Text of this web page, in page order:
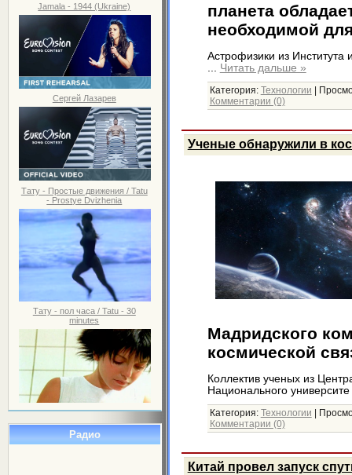
Jamala - 1944 (Ukraine)
Сергей Лазарев
Тату - Простые движения / Tatu
- Prostye Dvizhenia
Тату - пол часа / Tatu - 30
minutes
Радио
планета
необходимой
Астрофизики из
Читать дальше »
Категория: Технологии
Комментарии (0)
Ученые обнаружили в
Мадридского
космической
Коллектив ученых из
Национального университе
Категория: Технологии
Комментарии (0)
Китай провел запуск